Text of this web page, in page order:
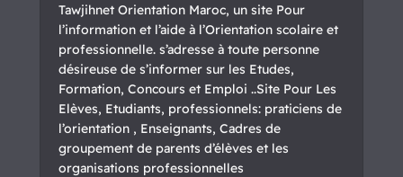
Tawjihnet Orientation Maroc, un site Pour
l’information et l’aide à l’Orientation scolaire et
professionnelle. s’adresse à toute personne
désireuse de s’informer sur les Etudes,
Formation, Concours et Emploi ..Site Pour Les
Elèves, Etudiants, professionnels: praticiens de
l’orientation , Enseignants, Cadres de
groupement de parents d’élèves et les
organisations professionnelles